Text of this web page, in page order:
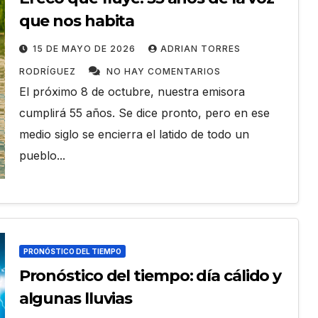
que nos habita
15 DE MAYO DE 2026 ADRIAN TORRES
RODRÍGUEZ NO HAY COMENTARIOS
El próximo 8 de octubre, nuestra emisora
cumplirá 55 años. Se dice pronto, pero en ese
medio siglo se encierra el latido de todo un
pueblo...
PRONÓSTICO DEL TIEMPO
Pronóstico del tiempo: día cálido y
algunas lluvias
en
ACEVEDO
Carvajal: velocidad,
deportivo en su 38
edición
GONZÁLEZ